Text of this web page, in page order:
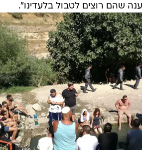
שהם רוצים לטבול בלעדינו".